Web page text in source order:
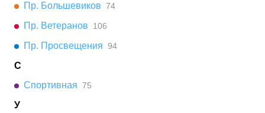
Пр. Большевиков 74
Пр. Ветеранов 106
Пр. Просвещения 94
С
Спортивная 75
У